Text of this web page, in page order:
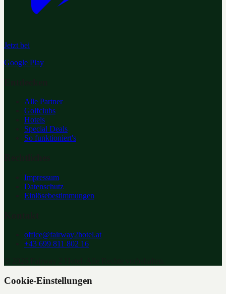
Jetzt bei
Google Play
Alle Partner
Golfclubs
Hotels
Special Deals
So funktioniert's
Impressum
Datenschutz
Einlösebestimmungen
office@fairway2hotel.at
+43 699 811 802 16
Cookie-Einstellungen